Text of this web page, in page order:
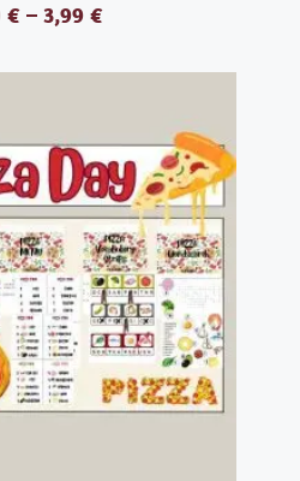
€ – 3,99 €